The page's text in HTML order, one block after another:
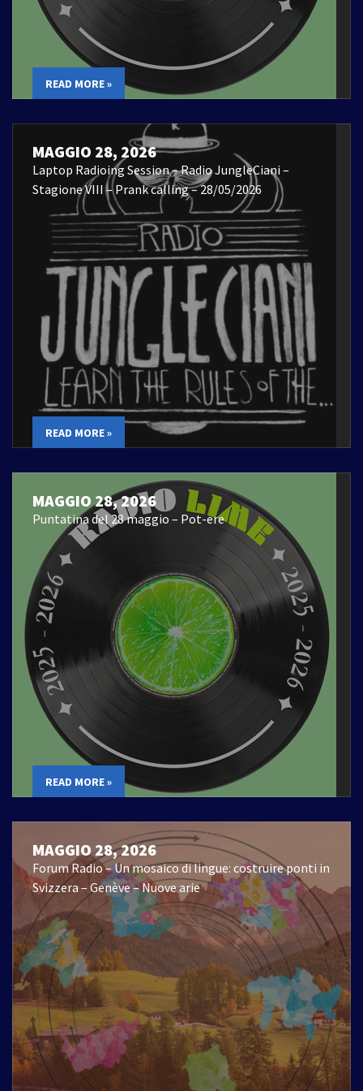
READ MORE »
MAGGIO 28, 2026
Laptop Radioing Session – Radio JungleCiani –
Stagione VIII – Prank calling – 28/05/2026
READ MORE »
MAGGIO 28, 2026
Puntatina del 28 maggio – Pot-ere
READ MORE »
MAGGIO 28, 2026
Forum Radio – Un mosaico di lingue: costruire ponti in
Svizzera – Genève – Nuove arie